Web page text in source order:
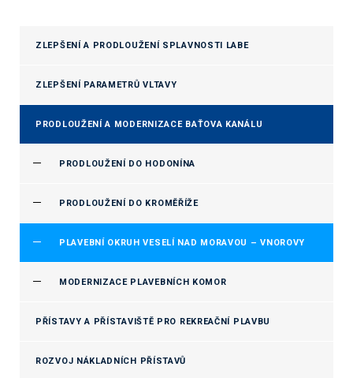
ZLEPŠENÍ A PRODLOUŽENÍ SPLAVNOSTI LABE
ZLEPŠENÍ PARAMETRŮ VLTAVY
PRODLOUŽENÍ A MODERNIZACE BAŤOVA KANÁLU
PRODLOUŽENÍ DO HODONÍNA
PRODLOUŽENÍ DO KROMĚŘÍŽE
PLAVEBNÍ OKRUH VESELÍ NAD MORAVOU – VNOROVY
MODERNIZACE PLAVEBNÍCH KOMOR
PŘÍSTAVY A PŘÍSTAVIŠTĚ PRO REKREAČNÍ PLAVBU
ROZVOJ NÁKLADNÍCH PŘÍSTAVŮ